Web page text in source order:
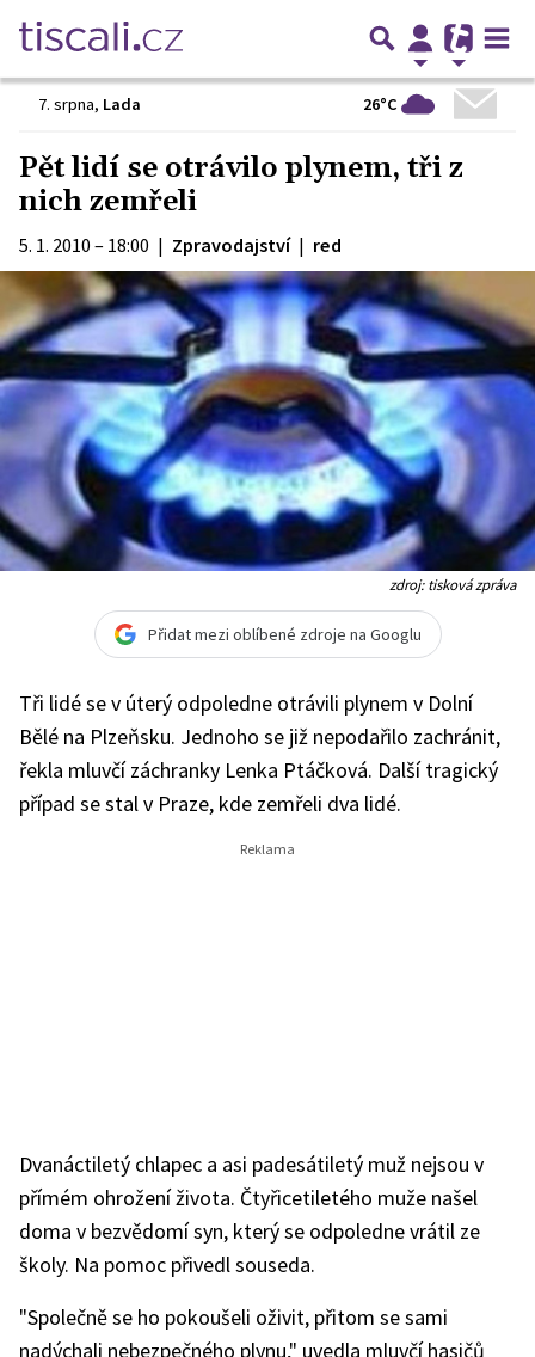
7. srpna, Lada 26°C
Pět lidí se otrávilo plynem, tři z
nich zemřeli
5. 1. 2010 – 18:00 | Zpravodajství | red
zdroj: tisková zpráva
Přidat mezi oblíbené zdroje na Googlu
Tři lidé se v úterý odpoledne otrávili plynem v Dolní
Bělé na Plzeňsku. Jednoho se již nepodařilo zachránit,
řekla mluvčí záchranky Lenka Ptáčková. Další tragický
případ se stal v Praze, kde zemřeli dva lidé.
Dvanáctiletý chlapec a asi padesátiletý muž nejsou v
přímém ohrožení života. Čtyřicetiletého muže našel
doma v bezvědomí syn, který se odpoledne vrátil ze
školy. Na pomoc přivedl souseda.
"Společně se ho pokoušeli oživit, přitom se sami
nadýchali nebezpečného plynu," uvedla mluvčí hasičů